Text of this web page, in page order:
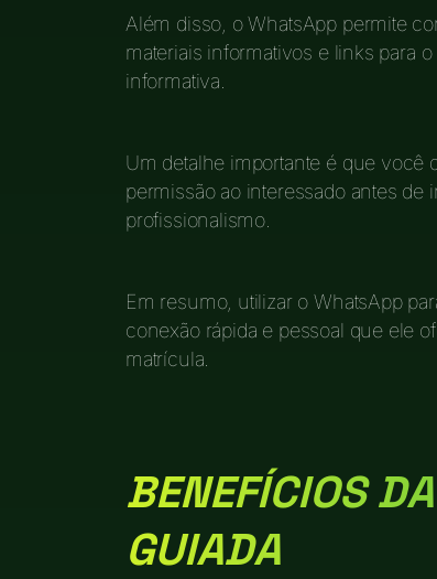
Além disso, o WhatsApp permite
materiais informativos e links para
informativa.
Um detalhe importante é que você
permissão ao interessado antes de
profissionalismo.
Em resumo, utilizar o WhatsApp
conexão rápida e pessoal que ele
matrícula.
BENEFÍCIOS
GUIADA